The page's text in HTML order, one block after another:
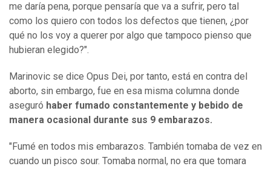
me daría pena, porque pensaría que va a sufrir, pero tal
como los quiero con todos los defectos que tienen, ¿por
qué no los voy a querer por algo que tampoco pienso que
hubieran elegido?".
Marinovic se dice Opus Dei, por tanto, está en contra del
aborto, sin embargo, fue en esa misma columna donde
aseguró haber fumado constantemente y bebido de
manera ocasional durante sus 9 embarazos.
"Fumé en todos mis embarazos. También tomaba de vez en
cuando un pisco sour. Tomaba normal, no era que tomara